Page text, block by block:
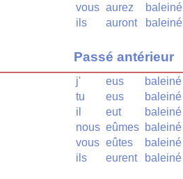
vous aurez
baleiné
ils
auront baleiné
Passé antérieur
j' eus
baleiné
tu
eus
baleiné
il
eut
baleiné
nous eûmes baleiné
vous eûtes
baleiné
ils
eurent baleiné